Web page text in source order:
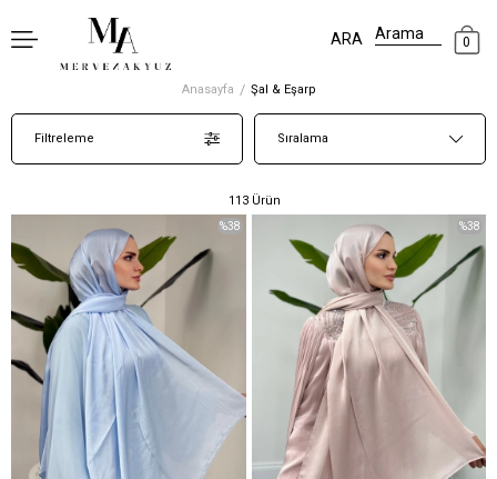
0
Anasayfa Şal & Eşarp
Filtreleme Sıralama
113 Ürün
%38 %38